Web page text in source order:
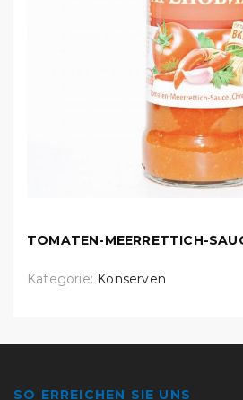
TOMATEN-MEERRETTICH-
Kategorie: Konserven
SO ERREICHEN SIE UNS